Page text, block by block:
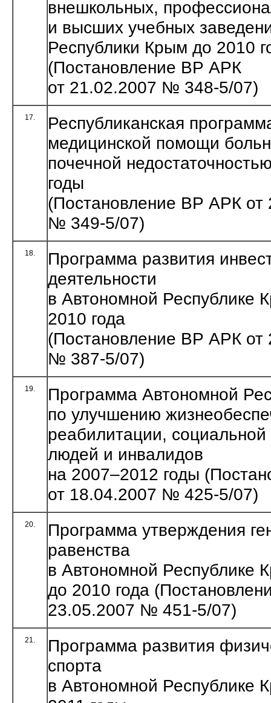
внешкольных,
и высших учебных
Республики Крым до 2010
(Постановление ВР АРК
от 21.02.2007 № 348-5/07)
17.
Республиканская
медицинской помощи
почечной
годы
(Постановление ВР АРК от
№ 349-5/07)
18.
Программа развития
деятельности
в Автономной Республике
2010 года
(Постановление ВР АРК от
№ 387-5/07)
19.
Программа Автономной
по улучшению
реабилитации,
людей и инвалидов
на 2007–2012 годы
от 18.04.2007 № 425-5/07)
20.
Программа утверждения
равенства
в Автономной Республике
до 2010 года
23.05.2007 № 451-5/07)
21.
Программа развития
спорта
в Автономной Республике